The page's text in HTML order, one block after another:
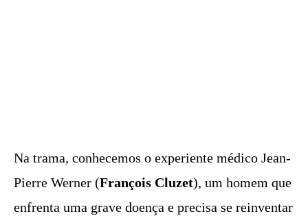
Na trama, conhecemos o experiente médico Jean-
Pierre Werner (François Cluzet), um homem que
enfrenta uma grave doença e precisa se reinventar